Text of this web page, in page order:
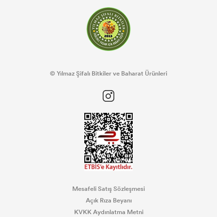
© Yılmaz Şifalı Bitkiler ve Baharat Ürünleri
Mesafeli Satış Sözleşmesi
Açık Rıza Beyanı
KVKK Aydınlatma Metni